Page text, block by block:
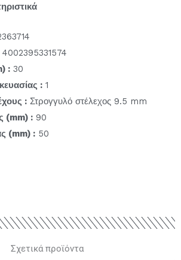
4002395331574
: 30
: 1
: Στρογγυλό στέλεχος 9.5 mm
(mm) : 90
(mm) : 50
Σχετικά προϊόντα